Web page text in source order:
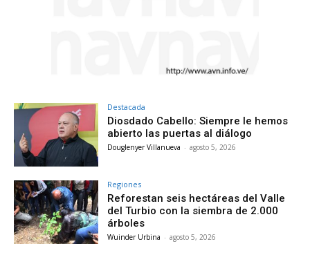
Destacada
Diosdado Cabello: Siempre le hemos
abierto las puertas al diálogo
Douglenyer Villanueva - agosto 5, 2026
Regiones
Reforestan seis hectáreas del Valle
del Turbio con la siembra de 2.000
árboles
Wuinder Urbina - agosto 5, 2026